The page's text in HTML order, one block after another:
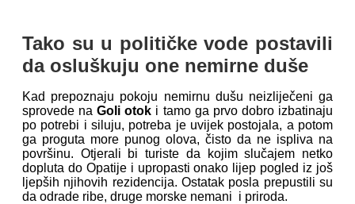
Tako su u političke vode postavili
da osluškuju one nemirne duše
Kad prepoznaju pokoju nemirnu dušu neizliječeni ga
sprovede naGoli otok i tamo ga prvo dobro izbatinaju
po potrebi i siluju, potreba je uvijek postojala, a potom
ga proguta more punog olova, čisto da ne ispliva na
površinu. Otjerali bi turiste da kojim slučajem netko
dopluta do Opatije i upropasti onako lijep pogled iz još
ljepših njihovih rezidencija. Ostatak posla prepustili su
da odrade ribe, druge morske nemani i priroda.